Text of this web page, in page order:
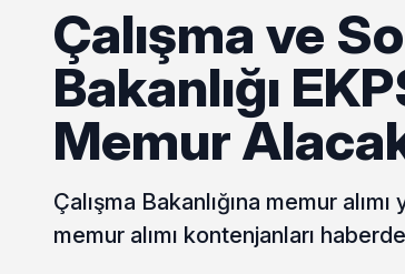
Çalışma ve
Bakanlığı
Memur
Çalışma Bakanlığına memur
memur alımı kontenjanları